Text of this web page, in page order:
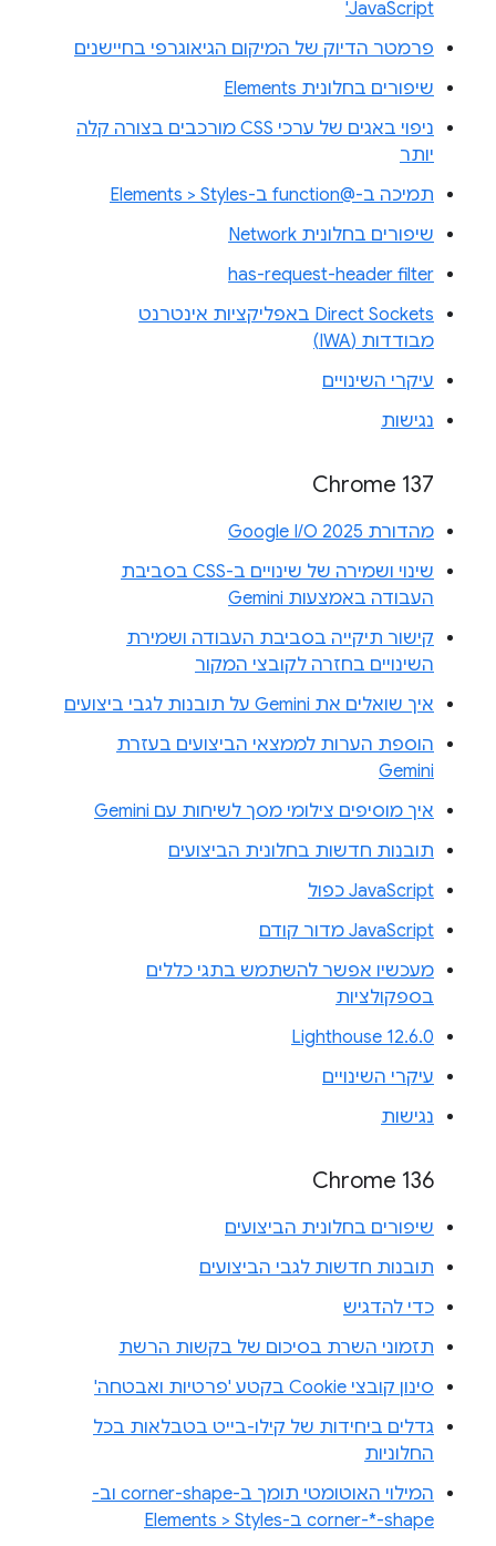
JavaScript'
פרמטר הדיוק של המיקום הגיאוגרפי בחיישנים
שיפורים בחלונית Elements
ניפוי באגים של ערכי CSS מורכבים בצורה קלה
יותר
תמיכה ב-@function ב-Elements > Styles
שיפורים בחלונית Network
has-request-header filter
Direct Sockets באפליקציות אינטרנט
מבודדות (IWA)
עיקרי השינויים
נגישות
Chrome 137
מהדורת Google I/O 2025
שינוי ושמירה של שינויים ב-CSS בסביבת
העבודה באמצעות Gemini
קישור תיקייה בסביבת העבודה ושמירת
השינויים בחזרה לקובצי המקור
איך שואלים את Gemini על תובנות לגבי ביצועים
הוספת הערות לממצאי הביצועים בעזרת
Gemini
איך מוסיפים צילומי מסך לשיחות עם Gemini
תובנות חדשות בחלונית הביצועים
JavaScript כפול
JavaScript מדור קודם
מעכשיו אפשר להשתמש בתגי כללים
בספקולציות
Lighthouse 12.6.0
עיקרי השינויים
נגישות
Chrome 136
שיפורים בחלונית הביצועים
תובנות חדשות לגבי הביצועים
כדי להדגיש
תזמוני השרת בסיכום של בקשות הרשת
סינון קובצי Cookie בקטע 'פרטיות ואבטחה'
גדלים ביחידות של קילו-בייט בטבלאות בכל
החלוניות
המילוי האוטומטי תומך ב-corner-shape וב-
corner-*-shape ב-Elements > Styles